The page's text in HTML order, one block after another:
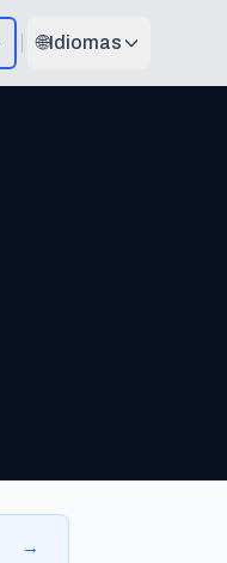
🌐Idiomas
→